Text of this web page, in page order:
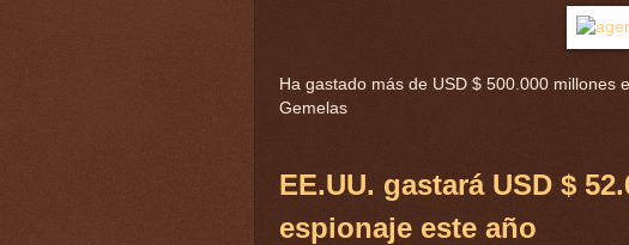
Ha gastado más de USD $ 500.000 millones
Gemelas
EE.UU. gastará USD $
espionaje este año